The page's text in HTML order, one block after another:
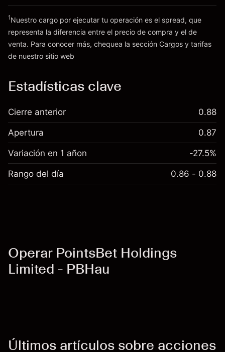
Dinero del apalancamiento ~ $
Ir a la plataforma
Cargos
1Nuestro cargo por ejecutar tu operación es el spread, que
representa la diferencia entre el precio de compra y el de
venta. Para conocer más, chequea la sección Cargos y tarifas
de nuestro sitio web
Estadísticas clave
Cierre anterior 0.88
Apertura 0.87
Variación en 1 añon -27.5%
Rango del día 0.86 - 0.88
Operar PointsBet Holdings
Limited - PBHau
Últimos artículos sobre acciones